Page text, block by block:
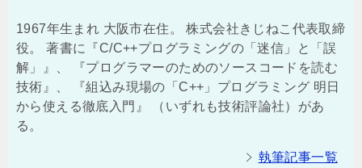
1967年生まれ 大阪市在住。 株式会社きじねこ代表取締
役。 著書に『C/C++プログラミングの「迷信」と「誤
解」』、 『プログラマーのためのソースコードを読む
技術』、 『組込み現場の「C++」プログラミング 明日
から使える徹底入門』 （いずれも技術評論社）があ
る。
執筆記事一覧